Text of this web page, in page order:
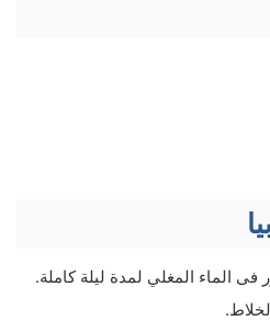
فى الماء المغلي لمدة ليلة كاملة.